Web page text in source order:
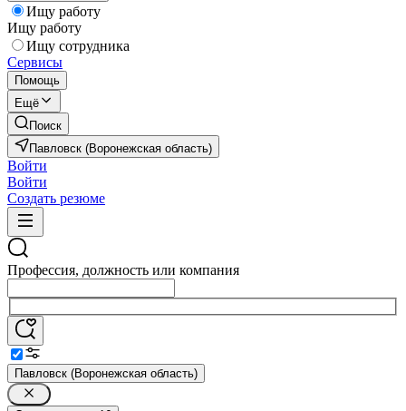
Ищу работу
Ищу работу
Ищу сотрудника
Сервисы
Помощь
Ещё
Поиск
Павловск (Воронежская область)
Войти
Войти
Создать резюме
Профессия, должность или компания
Павловск (Воронежская область)